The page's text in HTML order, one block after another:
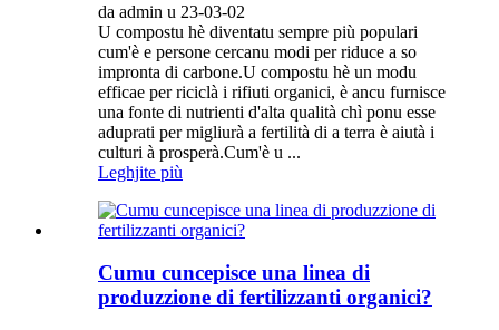
da admin u 23-03-02
U compostu hè diventatu sempre più populari
cum'è e persone cercanu modi per riduce a so
impronta di carbone.U compostu hè un modu
efficae per riciclà i rifiuti organici, è ancu furnisce
una fonte di nutrienti d'alta qualità chì ponu esse
aduprati per migliurà a fertilità di a terra è aiutà i
culturi à prosperà.Cum'è u ...
Leghjite più
Cumu cuncepisce una linea di
produzzione di fertilizzanti organici?